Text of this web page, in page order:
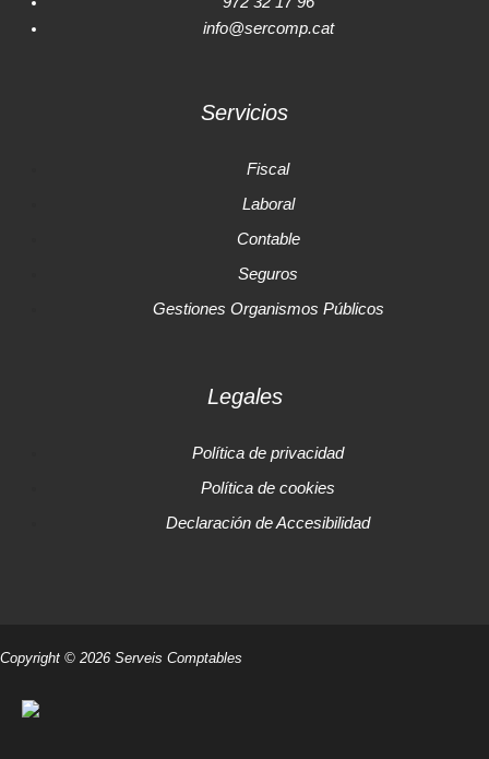
info@sercomp.cat
Servicios
Fiscal
Laboral
Contable
Seguros
Gestiones Organismos Públicos
Legales
Política de privacidad
Política de cookies
Declaración de Accesibilidad
Copyright © 2026 Serveis Comptables